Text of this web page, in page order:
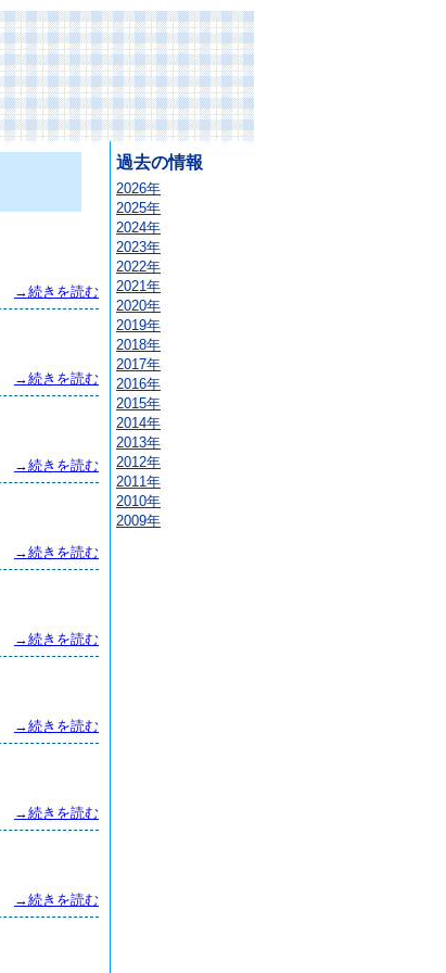
→続きを読む
→続きを読む
→続きを読む
→続きを読む
→続きを読む
→続きを読む
→続きを読む
→続きを読む
過去の情報
2026年
2025年
2024年
2023年
2022年
2021年
2020年
2019年
2018年
2017年
2016年
2015年
2014年
2013年
2012年
2011年
2010年
2009年